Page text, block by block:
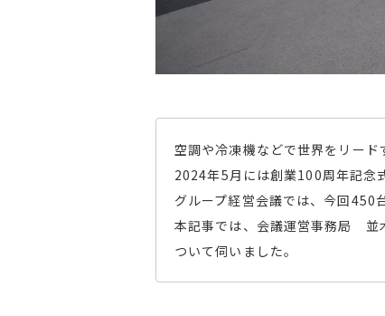
空調や冷凍機などで世界をリー
2024年5月には創業100周年記念
グループ経営会議では、今回450
本記事では、会議運営事務局 並
ついて伺いました。